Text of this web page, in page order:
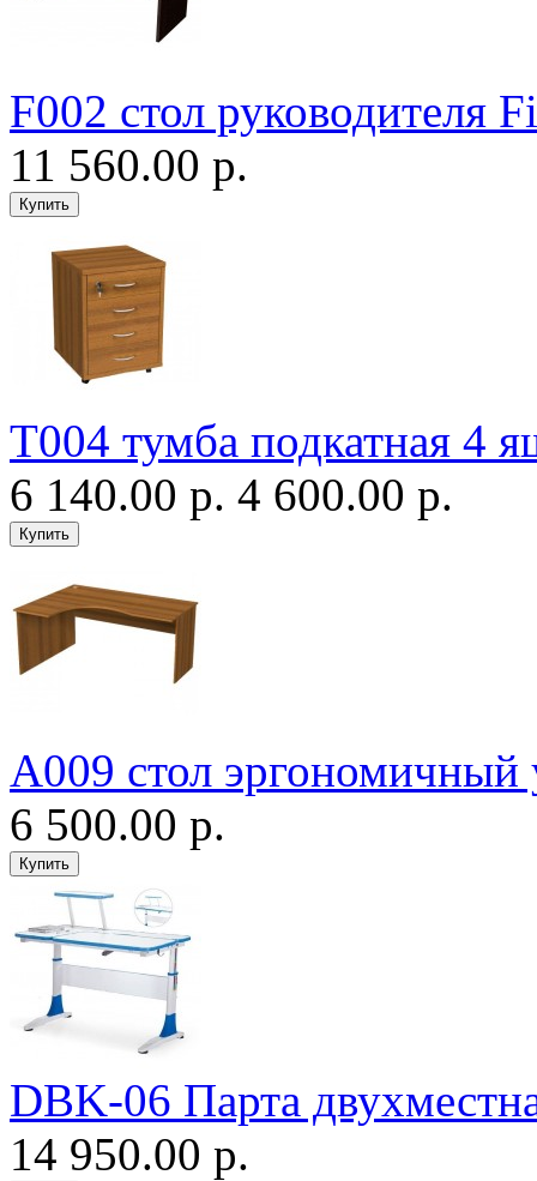
F002 стол руководителя
11 560.00 р.
Т004 тумба подкатная 4
6 140.00 р. 4 600.00 р.
А009 стол
6 500.00 р.
DBK-06 Парта
14 950.00 р.